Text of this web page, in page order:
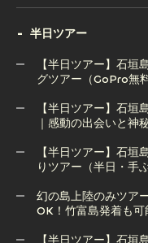
半日ツアー
【半日ツアー】石
グツアー（GoPro無料
【半日ツアー】石垣
グツアー（GoPro無
【半日ツアー】石
｜感動の出会いと神
【半日ツアー】石垣
【半日ツアー】石
りツアー（半日・手
【半日ツアー】石垣
幻の島上陸のみツア
OK！竹富島発着も
【半日ツアー】石